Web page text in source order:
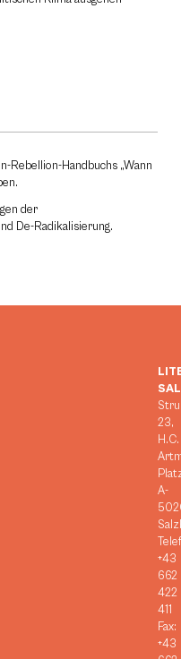
Rebellion-Handbuchs „Wann
der
De-Radikalisierung.
23,
H.C.
A-
+43
662
422
411
Fax:
+43